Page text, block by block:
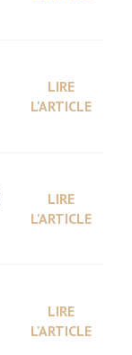
LIRE
L'ARTICLE
LIRE
L'ARTICLE
LIRE
L'ARTICLE